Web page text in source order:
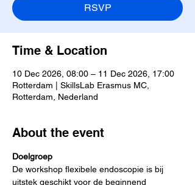
RSVP
Time & Location
10 Dec 2026, 08:00 – 11 Dec 2026, 17:00
Rotterdam | SkillsLab Erasmus MC,
Rotterdam, Nederland
About the event
Doelgroep
De workshop flexibele endoscopie is bij
uitstek geschikt voor de beginnend